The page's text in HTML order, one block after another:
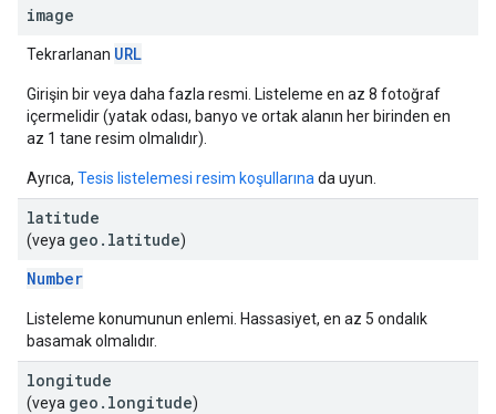
image
Tekrarlanan URL
Girişin bir veya daha fazla resmi. Listeleme en az 8 fotoğraf
içermelidir (yatak odası, banyo ve ortak alanın her birinden en
az 1 tane resim olmalıdır).
Ayrıca, Tesis listelemesi resim koşullarına da uyun.
latitude
(veya geo . latitude)
Number
Listeleme konumunun enlemi. Hassasiyet, en az 5 ondalık
basamak olmalıdır.
longitude
(veya geo . longitude)